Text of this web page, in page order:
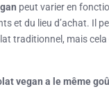
peut varier en
et du lieu d’achat. Il
traditionnel, mais cela
vegan a le même